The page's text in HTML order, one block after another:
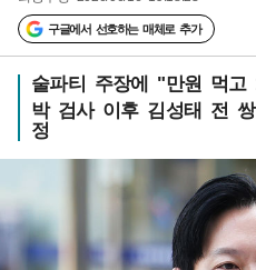
구글에서 선호하는 매체로 추가
술파티 주장에 "만원 먹고
박 검사 이후 김성태 전
정